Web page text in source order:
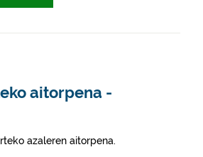
aitorpena -
azaleren aitorpena.